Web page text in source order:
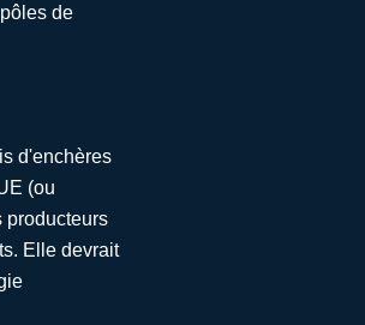
de
d'enchères
(ou
producteurs
Elle devrait